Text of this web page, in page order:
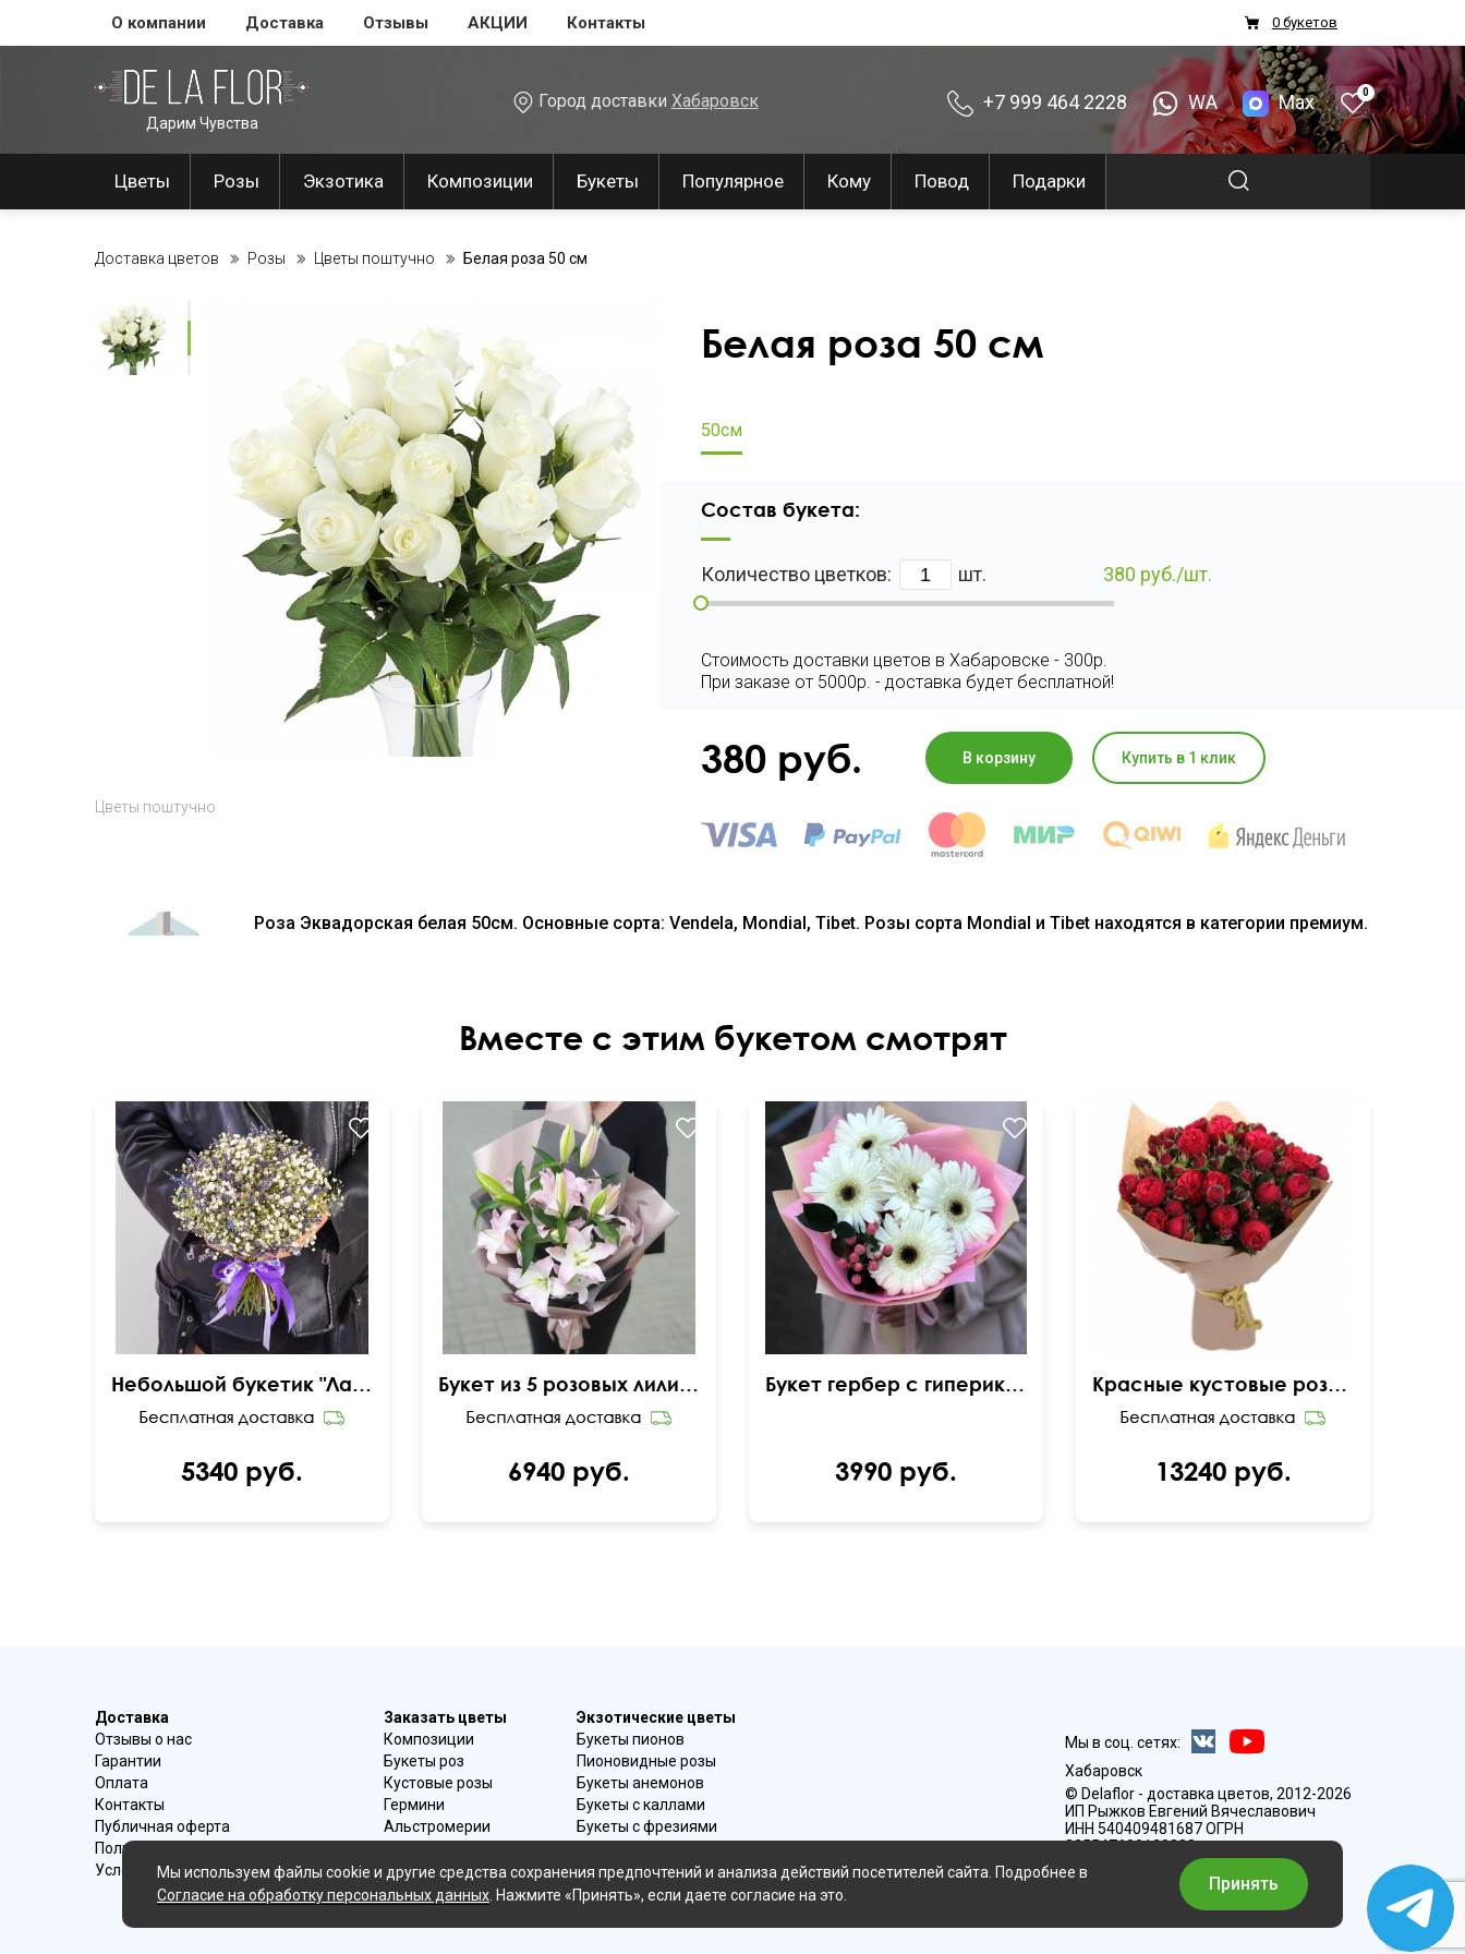
О компании Доставка Отзывы АКЦИИ Контакты 0 букетов
Дарим Чувства
Город доставки Хабаровск +7 999 464 2228 WA Max 0
Цветы Розы Экзотика Композиции Букеты Популярное Кому Повод Подарки
Доставка цветов Розы Цветы поштучно Белая роза 50 см
Цветы поштучно
Белая роза 50 см
50см
Состав букета:
Количество цветков: шт. 380 руб./шт.
Стоимость доставки цветов в Хабаровске - 300р.
При заказе от 5000р. - доставка будет бесплатной!
380 руб. В корзину Купить в 1 клик
Роза Эквадорская белая 50см. Основные сорта: Vendela, Mondial, Tibet. Розы сорта Mondial и Tibet находятся в категории премиум.
Вместе с этим букетом смотрят
Небольшой букетик "Лавандовый закат"
5340 руб.
Букет из 5 розовых лилий в упаковке
6940 руб.
Букет гербер с гиперикумом
3990 руб.
Красные кустовые розы пионовидные
13240 руб.
Доставка
Отзывы о нас
Гарантии
Оплата
Контакты
Публичная оферта
Политика конфиденциальности
Условия возврата
Заказать цветы
Композиции
Букеты роз
Кустовые розы
Гермини
Альстромерии
Букеты с эустомой
Ромашки
Экзотические цветы
Букеты пионов
Пионовидные розы
Букеты анемонов
Букеты с каллами
Букеты с фрезиями
Лаванда
Гиацинты
Мы в соц. сетях:
Хабаровск
© Delaflor - доставка цветов, 2012-2026
ИП Рыжков Евгений Вячеславович
ИНН 540409481687 ОГРН
325547600130383
Мы используем файлы cookie и другие средства сохранения предпочтений и анализа действий посетителей сайта. Подробнее в
Согласие на обработку персональных данных . Нажмите «Принять», если даете согласие на это.
Принять